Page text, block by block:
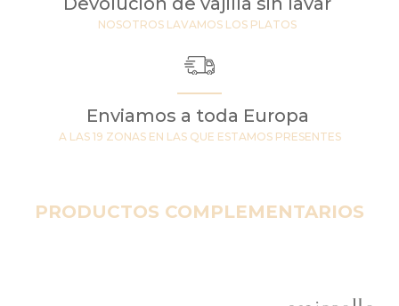
NOSOTROS LAVAMOS LOS PLATOS
Enviamos a toda Europa
A LAS 19 ZONAS EN LAS QUE ESTAMOS PRESENTES
PRODUCTOS COMPLEMENTARIOS